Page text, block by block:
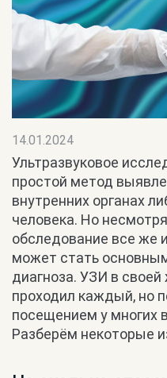
14.01.2024
Ультразвуковое
простой метод
внутренних органах
человека. Но
обследование все же
может стать
диагноза. УЗИ в
проходил каждый, но
посещением у многих
Разберём некоторые